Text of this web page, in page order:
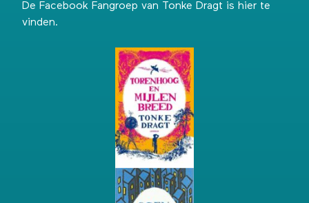
De Facebook Fangroep van Tonke Dragt is hier te
vinden.